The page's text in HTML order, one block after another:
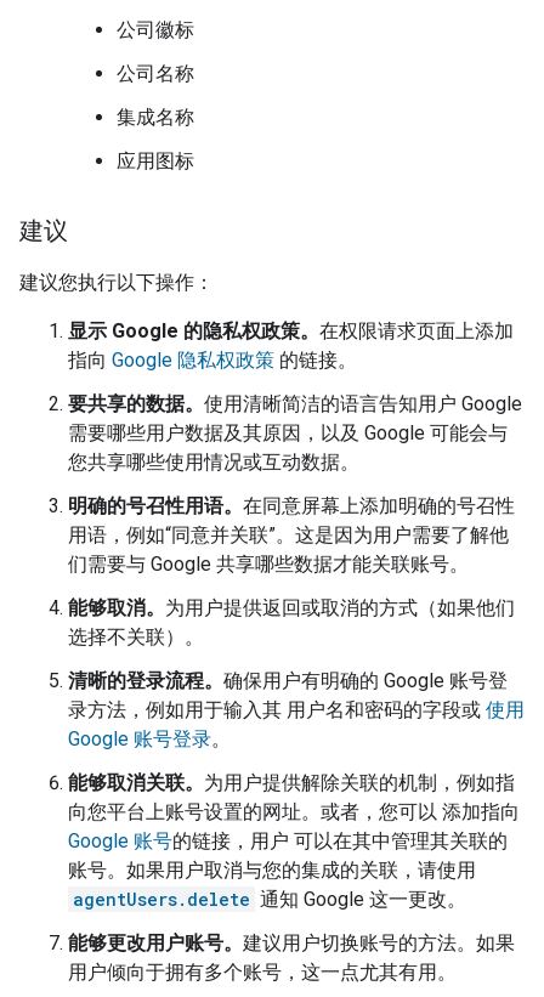
公司徽标
公司名称
集成名称
应用图标
建议
建议您执行以下操作：
显示 Google 的隐私权政策。 在权限请求页面上添加
指向 Google 隐私权政策 的链接。
要共享的数据。 使用清晰简洁的语言告知用户 Google
需要哪些用户数据及其原因，以及 Google 可能会与
您共享哪些使用情况或互动数据。
明确的号召性用语。 在同意屏幕上添加明确的号召性
用语，例如“同意并关联”。这是因为用户需要了解他
们需要与 Google 共享哪些数据才能关联账号。
能够取消。 为用户提供返回或取消的方式（如果他们
选择不关联）。
清晰的登录流程。 确保用户有明确的 Google 账号登
录方法，例如用于输入其 用户名和密码的字段或 使用
Google 账号登录。
能够取消关联。 为用户提供解除关联的机制，例如指
向您平台上账号设置的网址。或者，您可以 添加指向
Google 账号的链接，用户 可以在其中管理其关联的
账号。如果用户取消与您的集成的关联，请使用
agentUsers.delete 通知 Google 这一更改。
能够更改用户账号。 建议用户切换账号的方法。如果
用户倾向于拥有多个账号，这一点尤其有用。